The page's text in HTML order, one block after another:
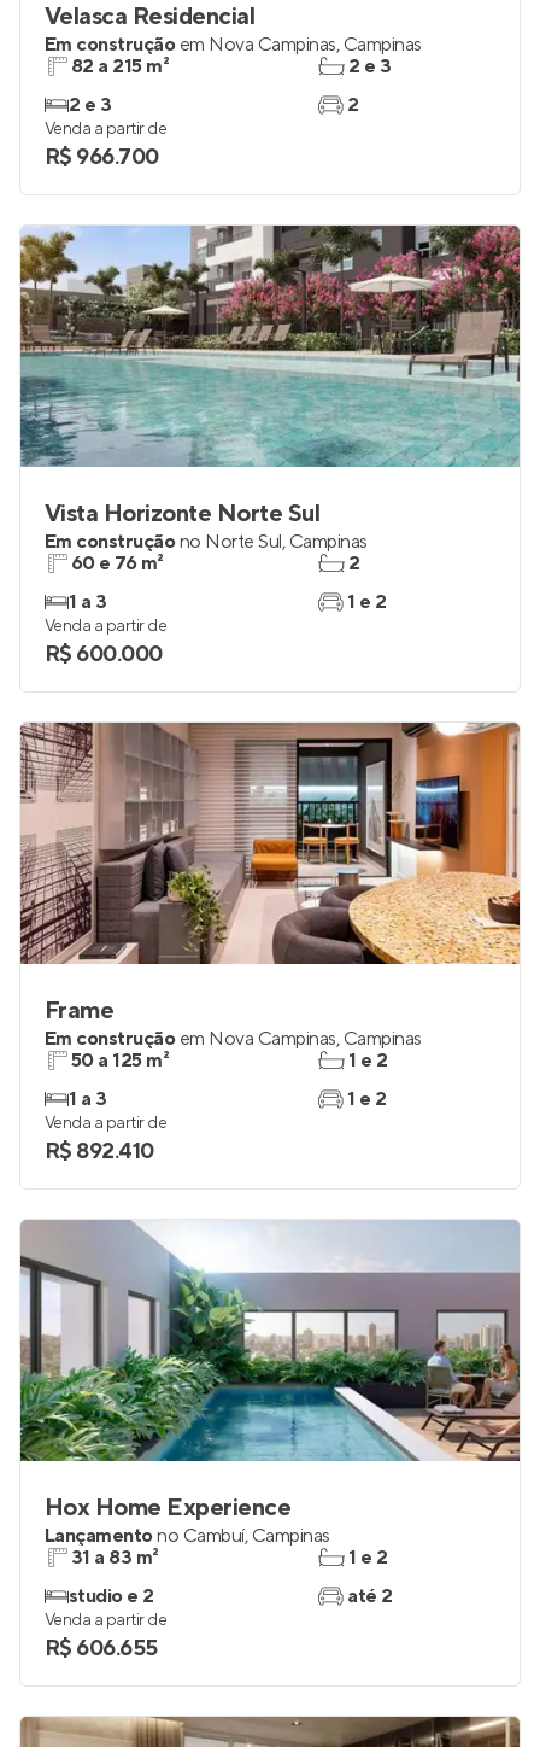
Velasca Residencial
Em construção em Nova Campinas, Campinas
82 a 215 m²
2 e 3
2 e 3
2
Venda a partir de
R$ 966.700
Vista Horizonte Norte Sul
Em construçãono Norte Sul, Campinas
60 e 76 m²
1 a 3
2
1 e 2
Venda a partir de
R$ 600.000
Frame
Em construção em Nova Campinas, Campinas
50 a 125 m²
1 a 3
1 e 2
1 e 2
Venda a partir de
R$ 892.410
Hox Home Experience
Lançamentono Cambuí, Campinas
31 a 83 m²
studio e 2
1 e 2
até 2
Venda a partir de
R$ 606.655